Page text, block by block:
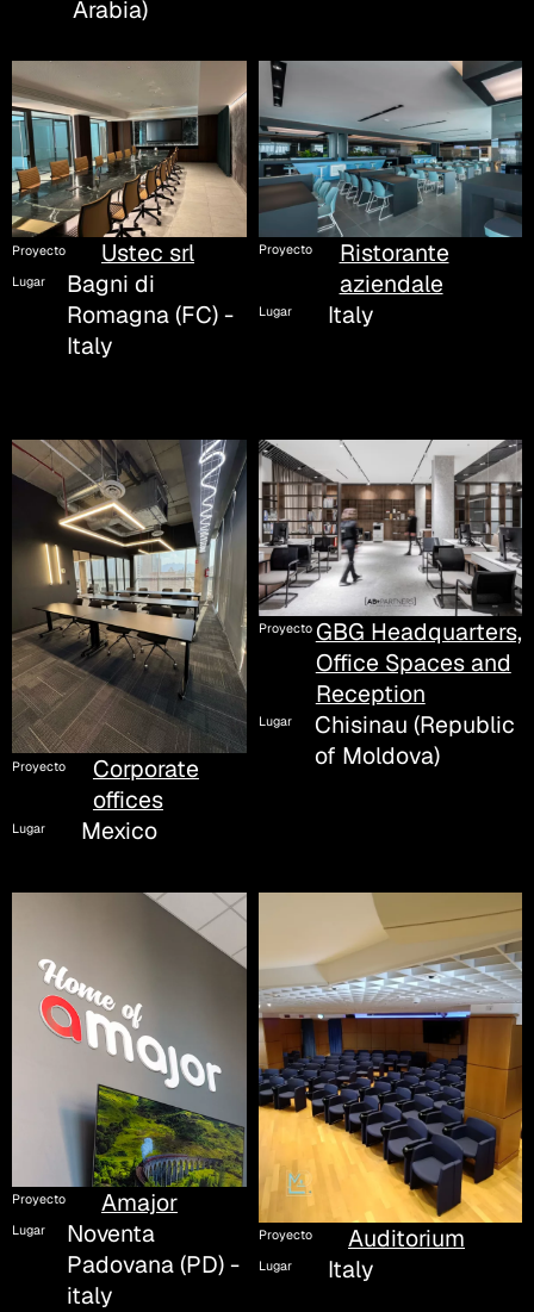
Arabia)
Proyecto Ustec srl
Lugar
Bagni di
Romagna (FC) -
Italy
Proyecto
Ristorante
aziendale
Lugar Italy
Proyecto
Corporate
offices
Lugar Mexico
Proyecto GBG Headquarters,
Office Spaces and
Reception
Lugar
Chisinau (Republic
of Moldova)
Proyecto Amajor
Lugar
Noventa
Padovana (PD) -
italy
Proyecto Auditorium
Lugar Italy